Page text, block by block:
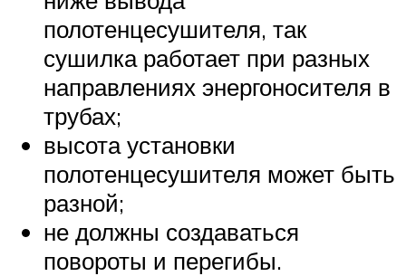
полотенцесушителя, так
сушилка работает при разных
направлениях энергоносителя в
трубах;
высота установки
полотенцесушителя может быть
разной;
не должны создаваться
повороты и перегибы.